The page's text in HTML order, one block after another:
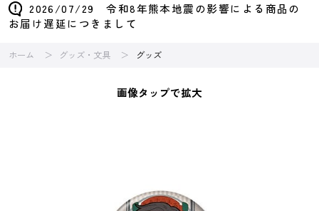
2026/07/29 令和8年熊本地震の影響による商品の
お届け遅延につきまして
ホーム グッズ・文具 グッズ
画像タップで拡大